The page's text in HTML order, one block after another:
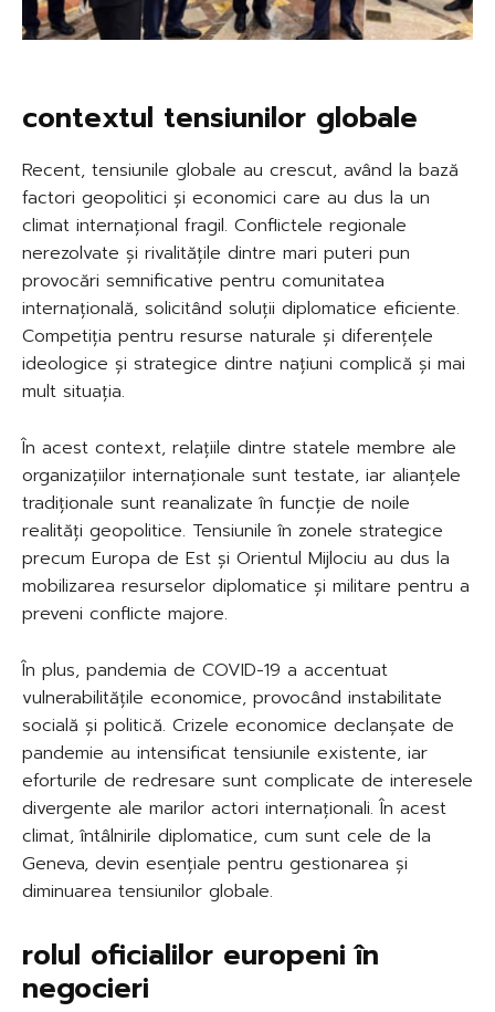
contextul tensiunilor globale
Recent, tensiunile globale au crescut, având la bază
factori geopolitici și economici care au dus la un
climat internațional fragil. Conflictele regionale
nerezolvate și rivalitățile dintre mari puteri pun
provocări semnificative pentru comunitatea
internațională, solicitând soluții diplomatice eficiente.
Competiția pentru resurse naturale și diferențele
ideologice și strategice dintre națiuni complică și mai
mult situația.
În acest context, relațiile dintre statele membre ale
organizațiilor internaționale sunt testate, iar alianțele
tradiționale sunt reanalizate în funcție de noile
realități geopolitice. Tensiunile în zonele strategice
precum Europa de Est și Orientul Mijlociu au dus la
mobilizarea resurselor diplomatice și militare pentru a
preveni conflicte majore.
În plus, pandemia de COVID-19 a accentuat
vulnerabilitățile economice, provocând instabilitate
socială și politică. Crizele economice declanșate de
pandemie au intensificat tensiunile existente, iar
eforturile de redresare sunt complicate de interesele
divergente ale marilor actori internaționali. În acest
climat, întâlnirile diplomatice, cum sunt cele de la
Geneva, devin esențiale pentru gestionarea și
diminuarea tensiunilor globale.
rolul oficialilor europeni în
negocieri